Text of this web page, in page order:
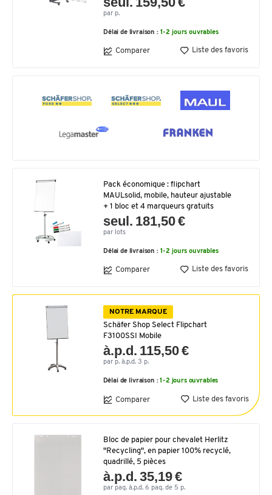
par p.
Délai de livraison : 1-2 jours ouvrables
Comparer Liste des favoris
Pack économique : flipchart
MAULsolid, mobile, hauteur ajustable
+ 1 bloc et 4 marqueurs gratuits
seul. 181,50 €
par lots
Délai de livraison : 1-2 jours ouvrables
Comparer Liste des favoris
NOTRE MARQUE
Schäfer Shop Select Flipchart
F3100SSI Mobile
à.p.d. 115,50 €
par p. à.p.d. 3 p.
Délai de livraison :1-2 jours ouvrables
Comparer Liste des favoris
Bloc de papier pour chevalet Herlitz
"Recycling", en papier 100% recyclé,
quadrillé, 5 pièces
à.p.d. 35,19 €
par paq. à.p.d. 6 paq. de 5 p.